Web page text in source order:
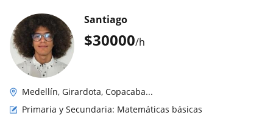
$30000/h
Santiago
Medellín, Girardota, Copacaba...
Primaria y Secundaria: Matemáticas básicas